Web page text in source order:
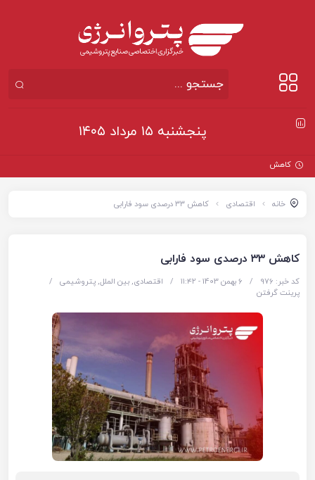
پنجشنبه ۱۵ مرداد ۱۴۰۵
کاهش قیمت نفت د
خانه اقتصادی کاهش ۳۳ درصدی سود فارابی
کاهش ۳۳ درصدی سود فارابی
کد خبر: 976 / 6 بهمن 1403 - ۱۱:۴۲ / اقتصادی, بین الملل, پتروشیمی
/
پرینت گرفتن